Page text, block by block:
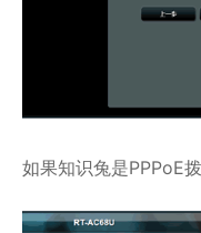
如果知识兔是PPPoE